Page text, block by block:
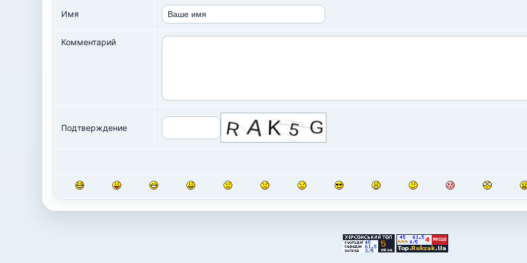
Имя
Комментарий
Подтверждение